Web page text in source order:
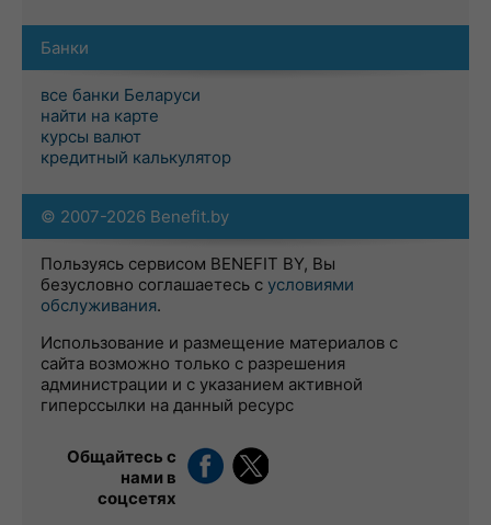
Банки
все банки Беларуси
найти на карте
курсы валют
кредитный калькулятор
© 2007-2026 Benefit.by
Пользуясь сервисом BENEFIT BY, Вы
безусловно соглашаетесь с условиями
обслуживания.
Использование и размещение материалов с
сайта возможно только с разрешения
администрации и с указанием активной
гиперссылки на данный ресурс
Общайтесь с
нами в
соцсетях